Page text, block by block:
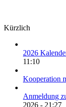
Kürzlich
2026
11:10
Kooperation
Anmeldung
2026 - 21:27